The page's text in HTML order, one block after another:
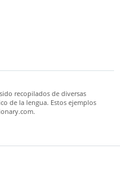
recopilados de diversas
de la lengua. Estos ejemplos